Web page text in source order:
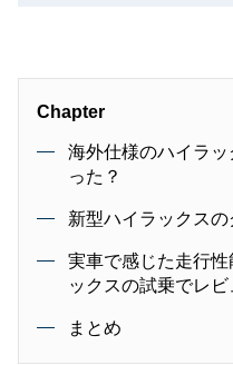
Chapter
海外仕様のハイラ
った？
新型ハイラックスの
実車で感じた走行
ックスの試乗でレビ
まとめ